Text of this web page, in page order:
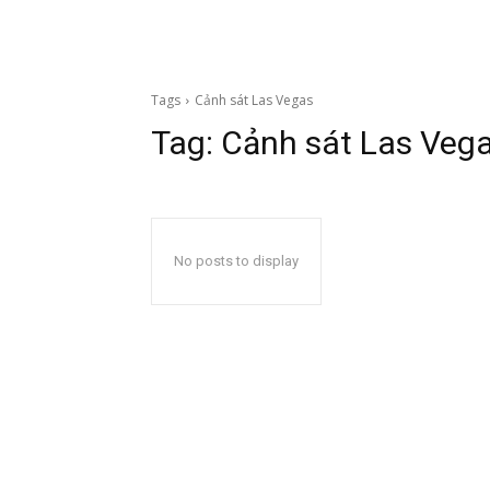
Tags Cảnh sát Las Vegas
Tag: Cảnh sát Las
No posts to display